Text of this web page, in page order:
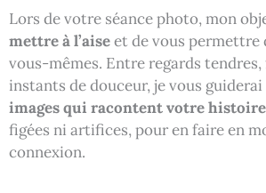
Lors de votre séance photo, mon
mettre à l’aiseet de vous permettre
vous-mêmes. Entre regards
instants de douceur, je vous
images qui racontent votre histoire
figées ni artifices, pour en faire en
connexion.